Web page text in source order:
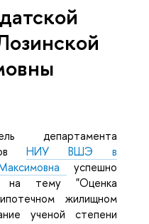
департамента
НИУ ВШЭ в
успешно
на тему "Оценка
жилищном
ученой степени